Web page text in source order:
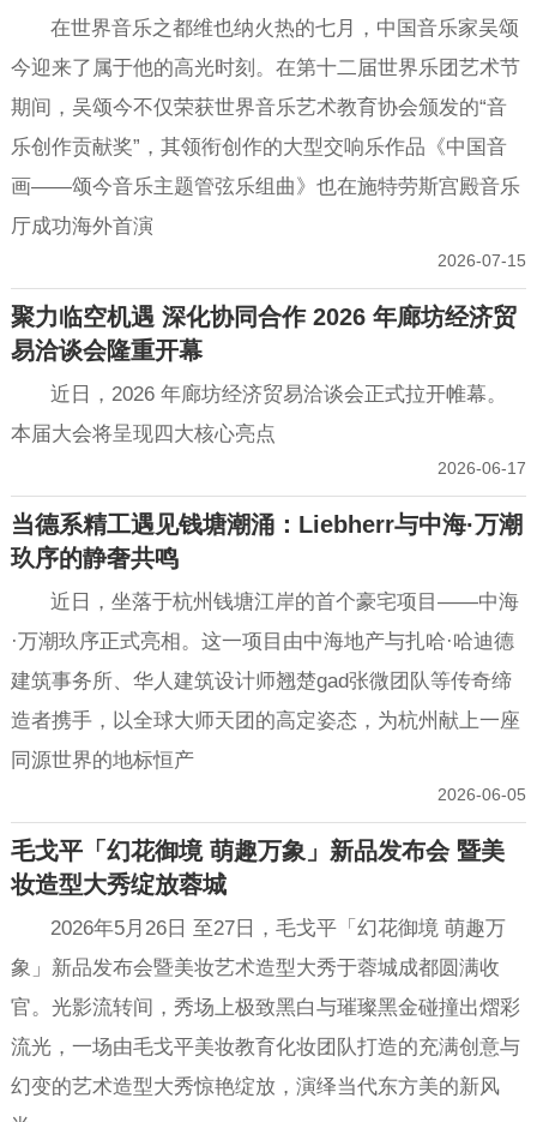
在世界音乐之都维也纳火热的七月，中国音乐家吴颂
今迎来了属于他的高光时刻。在第十二届世界乐团艺术节
期间，吴颂今不仅荣获世界音乐艺术教育协会颁发的“音
乐创作贡献奖”，其领衔创作的大型交响乐作品《中国音
画——颂今音乐主题管弦乐组曲》也在施特劳斯宫殿音乐
厅成功海外首演
2026-07-15
聚力临空机遇 深化协同合作 2026 年廊坊经济贸
易洽谈会隆重开幕
近日，2026 年廊坊经济贸易洽谈会正式拉开帷幕。
本届大会将呈现四大核心亮点
2026-06-17
当德系精工遇见钱塘潮涌：Liebherr与中海·万潮
玖序的静奢共鸣
近日，坐落于杭州钱塘江岸的首个豪宅项目——中海
·万潮玖序正式亮相。这一项目由中海地产与扎哈·哈迪德
建筑事务所、华人建筑设计师翘楚gad张微团队等传奇缔
造者携手，以全球大师天团的高定姿态，为杭州献上一座
同源世界的地标恒产
2026-06-05
毛戈平「幻花御境 萌趣万象」新品发布会 暨美
妆造型大秀绽放蓉城
2026年5月26日 至27日，毛戈平「幻花御境 萌趣万
象」新品发布会暨美妆艺术造型大秀于蓉城成都圆满收
官。光影流转间，秀场上极致黑白与璀璨黑金碰撞出熠彩
流光，一场由毛戈平美妆教育化妆团队打造的充满创意与
幻变的艺术造型大秀惊艳绽放，演绎当代东方美的新风